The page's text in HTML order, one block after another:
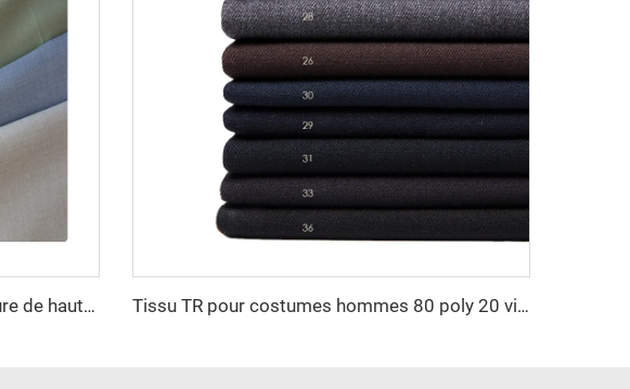
Tissu TR polyester viscose sur mesure de haute qualité pour tissu de costume masculin Tissu TR pour costumes hommes 80 poly 20 viscose pour tissu de costume masculin